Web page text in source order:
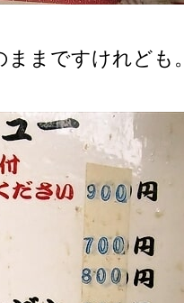
まですけれども。